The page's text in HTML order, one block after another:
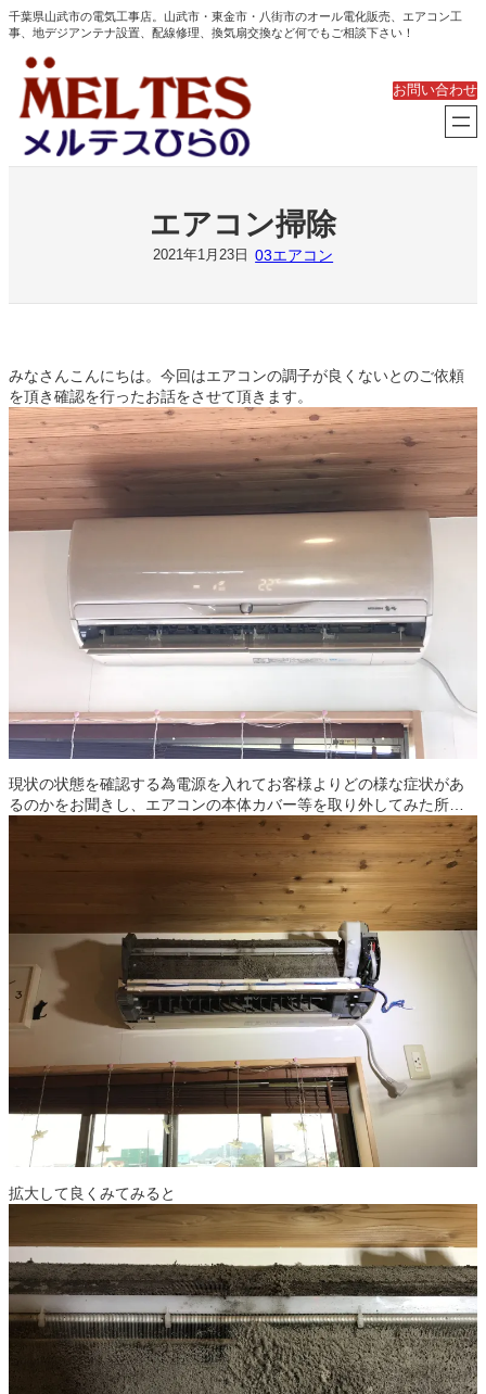
内
容
ッ
千葉県山武市の電気工事店。山武市・東金市・八街市のオール電化販売、エアコン工
事、地デジアンテナ設置、配線修理、換気扇交換など何でもご相談下さい！
お問い合わせ
エアコン掃除
2021年1月23日 03エアコン
みなさんこんにちは。今回はエアコンの調子が良くないとのご依頼
を頂き確認を行ったお話をさせて頂きます。
現状の状態を確認する為電源を入れてお客様よりどの様な症状があ
るのかをお聞きし、エアコンの本体カバー等を取り外してみた所…
拡大して良くみてみると